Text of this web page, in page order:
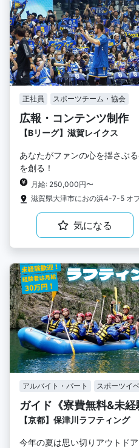
正社員 スポーツチーム・協会
広報・コンテンツ制作
【Bリーグ】滋賀レイクス
あなたがファンの心を揺さぶ
を創る！
月給: 250,000円〜
滋賀県大津市におの浜4-7-5 オ
気になる
アルバイト・パート スポーツイ
ガイド《寮費無料&未経
【京都】保津川ラフティング
今年の夏は思い切りアウトド